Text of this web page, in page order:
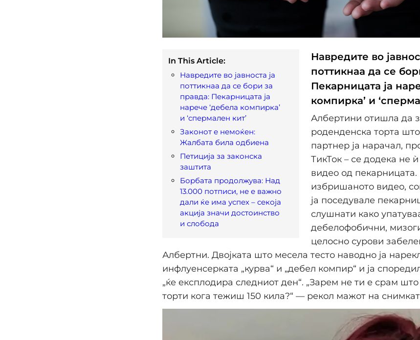
In This Article:
Навредите во јавноста ја
поттикнаа да се бори за
правда: Пекарницата ја
нарече ‘дебела компирка’
и ‘спермaлен кит’
Законот е немоќен:
Жалбата била одбиена
Петиција за законска
заштита
Борбата продолжува: Над
13.000 потписи, не е важно
дали ќе има успех – секоја
акција значи достоинство
и слобода
Навредите во
поттикнаа да се
Пекарницата ја
компирка’ и
Албертини отишла да
роденденска торта
партнер ја нарачал,
ТикТок – се додека не
видео од пекарницата.
избришаното видео,
ја поседувале
слушнати како
дебелофобични,
целосно сурови
Албертни. Двојката што месела тесто наводно ја
инфлуенсерката „курва“ и „дебел компир“ и ја
„ќе експлодира следниот ден“. „Зарем не ти е срам
торти кога тежиш 150 кила?“ — рекол мажот на